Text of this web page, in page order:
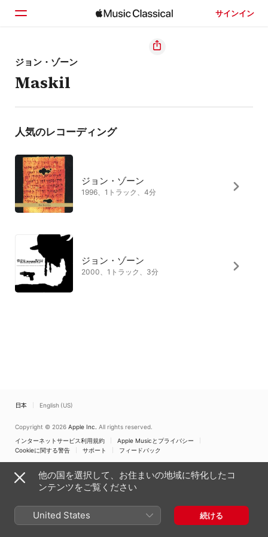
サインイン
ホーム
見つける
検索
ジョン・ゾーン
Maskil
人気のレコーディング
ジョン・ゾーン
1996、1トラック、4分
ジョン・ゾーン
2000、1トラック、3分
日本 English (US)
Copyright © 2026 Apple Inc. All rights reserved.
インターネットサービス利用規約
Apple Musicとプライバシー
Cookieに関する警告
サポート フィードバック
他の国を選択して、お住まいの地域に特化したコ
ンテンツをご覧ください
United States 続ける